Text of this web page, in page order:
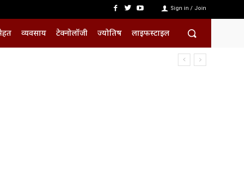
Sign in / Join
व्यवसाय टेक्नोलॉजी ज्योतिष लाइफस्टाइल